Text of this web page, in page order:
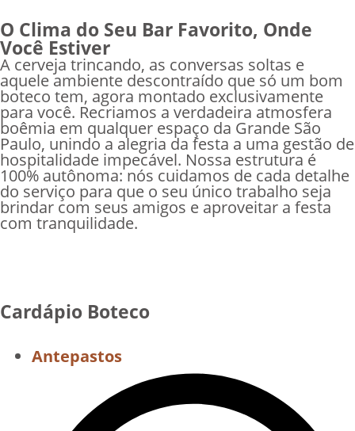
O Clima do Seu Bar Favorito, Onde
Você Estiver
A cerveja trincando, as conversas soltas e
aquele ambiente descontraído que só um bom
boteco tem, agora montado exclusivamente
para você. Recriamos a verdadeira atmosfera
boêmia em qualquer espaço da Grande São
Paulo, unindo a alegria da festa a uma gestão de
hospitalidade impecável. Nossa estrutura é
100% autônoma: nós cuidamos de cada detalhe
do serviço para que o seu único trabalho seja
brindar com seus amigos e aproveitar a festa
com tranquilidade.
Cardápio Boteco
Antepastos